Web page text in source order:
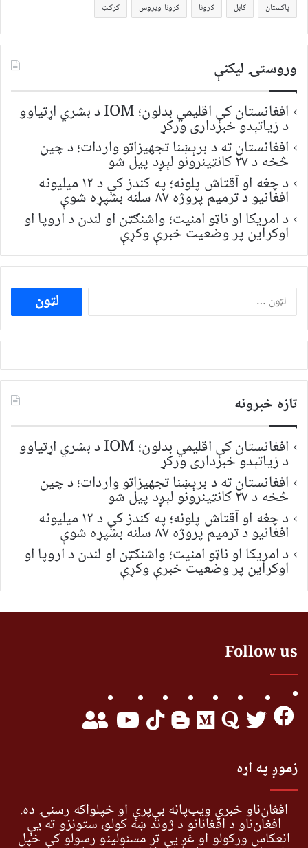
پاکستان
کابل کرونا کرونا ویروس کرکټ
وروستۍ ليکنې
افغانستان کې اقلیمي بدلون؛ IOM د بشري اړتیاوو
د زیاتېدو خبرداری ورکړ
افغانستان ته د برېښنا تجهیزاتو واردات؛ د چین
څخه د ۲۷ کانټینرونو لېږد پیل شو
د چغه او آقتاش پلونه؛ په کندز کې د ۱۲ میلیونه
افغانیو د ترمیم پروژه ۸۷ سلنه بشپړه شوې
د امریکا او ناټو امنیت؛ واشنګټن او لندن د اروپا او
اوکراین پر وضعیت خبرې وکړې
ددی
لپاره
لټون:
تازه خبرونه
افغانستان کې اقلیمي بدلون؛ IOM د بشري اړتیاوو
د زیاتېدو خبرداری ورکړ
افغانستان ته د برېښنا تجهیزاتو واردات؛ د چین
څخه د ۲۷ کانټینرونو لېږد پیل شو
د چغه او آقتاش پلونه؛ په کندز کې د ۱۲ میلیونه
افغانیو د ترمیم پروژه ۸۷ سلنه بشپړه شوې
د امریکا او ناټو امنیت؛ واشنګټن او لندن د اروپا او
اوکراین پر وضعیت خبرې وکړې
Follow us
زموږ په اړه
افغان‌ناو خبري ویب‌پاڼه بې‌پرې او خپلواکه رسنۍ ده.
افغان‌ناو د افغانانو د ژوند ښه کولو، ستونزو ته یې
انعکاس ورکولو او غږ یې تر مسئولینو رسولو کې خپل